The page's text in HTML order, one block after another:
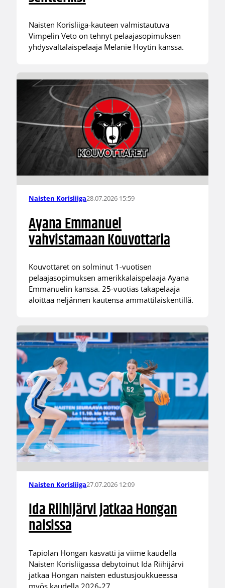
Naisten Korisliiga-kauteen valmistautuva
Vimpelin Veto on tehnyt pelaajasopimuksen
yhdysvaltalaispelaaja Melanie Hoytin kanssa.
Naisten Korisliiga28.07.2026 15:59
Ayana Emmanuel
vahvistamaan Kouvottaria
Kouvottaret on solminut 1-vuotisen
pelaajasopimuksen amerikkalaispelaaja Ayana
Emmanuelin kanssa. 25-vuotias takapelaaja
aloittaa neljännen kautensa ammattilaiskentillä.
Naisten Korisliiga27.07.2026 12:09
Ida Riihijärvi jatkaa Hongan
naisissa
Tapiolan Hongan kasvatti ja viime kaudella
Naisten Korisliigassa debytoinut Ida Riihijärvi
jatkaa Hongan naisten edustusjoukkueessa
myös kaudella 2026-27.